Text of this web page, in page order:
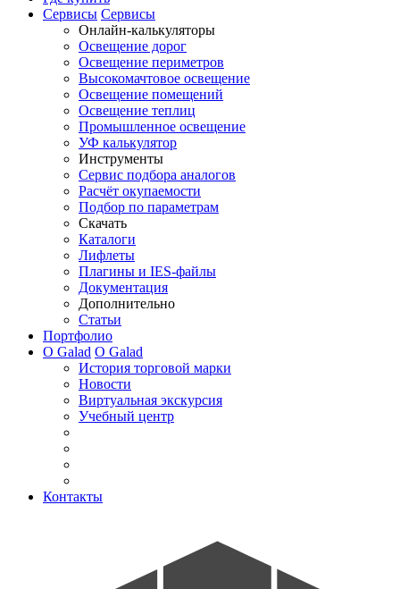
Сервисы Сервисы
Онлайн-калькуляторы
Освещение дорог
Освещение периметров
Высокомачтовое освещение
Освещение помещений
Освещение теплиц
Промышленное освещение
УФ калькулятор
Инструменты
Сервис подбора аналогов
Расчёт окупаемости
Подбор по параметрам
Скачать
Каталоги
Лифлеты
Плагины и IES-файлы
Документация
Дополнительно
Статьи
Портфолио
О Galad О Galad
История торговой марки
Новости
Виртуальная экскурсия
Учебный центр
Контакты